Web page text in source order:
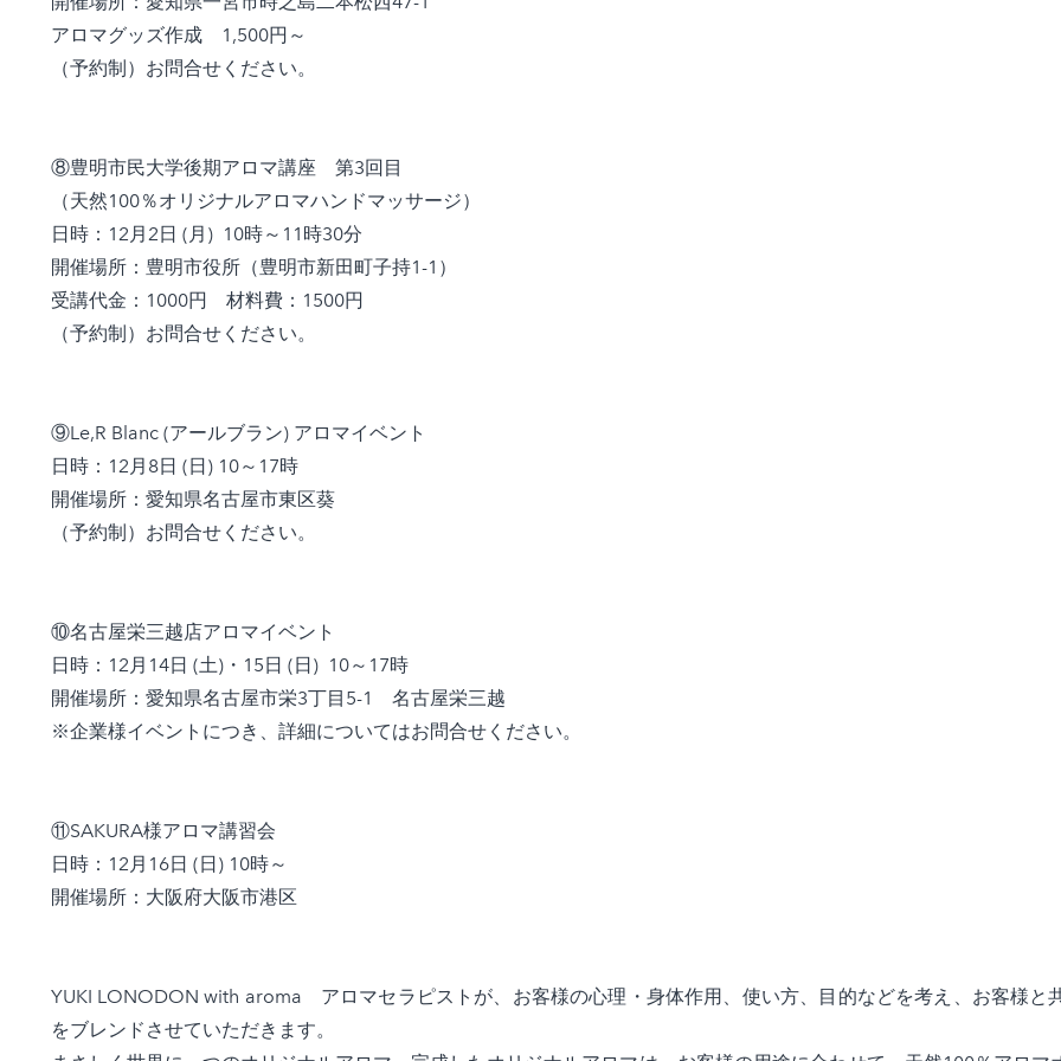
アロマグッズ作成 1,500円～
（予約制）お問合せください。
⑧豊明市民大学後期アロマ講座 第3回目
（天然100％オリジナルアロマハンドマッサージ）
日時：12月2日 (月) 10時～11時30分
開催場所：豊明市役所（豊明市新田町子持1-1）
受講代金：1000円 材料費：1500円
（予約制）お問合せください。
⑨Le,R Blanc (アールブラン) アロマイベント
日時：12月8日 (日) 10～17時
開催場所：愛知県名古屋市東区葵
（予約制）お問合せください。
⑩名古屋栄三越店アロマイベント
日時：12月14日 (土)・15日 (日) 10～17時
開催場所：愛知県名古屋市栄3丁目5-1 名古屋栄三越
※企業様イベントにつき、 詳細についてはお問合せください。
⑪SAKURA様アロマ講習会
日時：12月16日 (日) 10時～
開催場所：大阪府大阪市港区
YUKI LONODON with aroma アロマセラピストが、お客様の心理・身体作用、使い方、目的などを考え、お客様と
をブレンドさせていただきます。